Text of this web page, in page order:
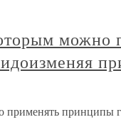
можно
принципы